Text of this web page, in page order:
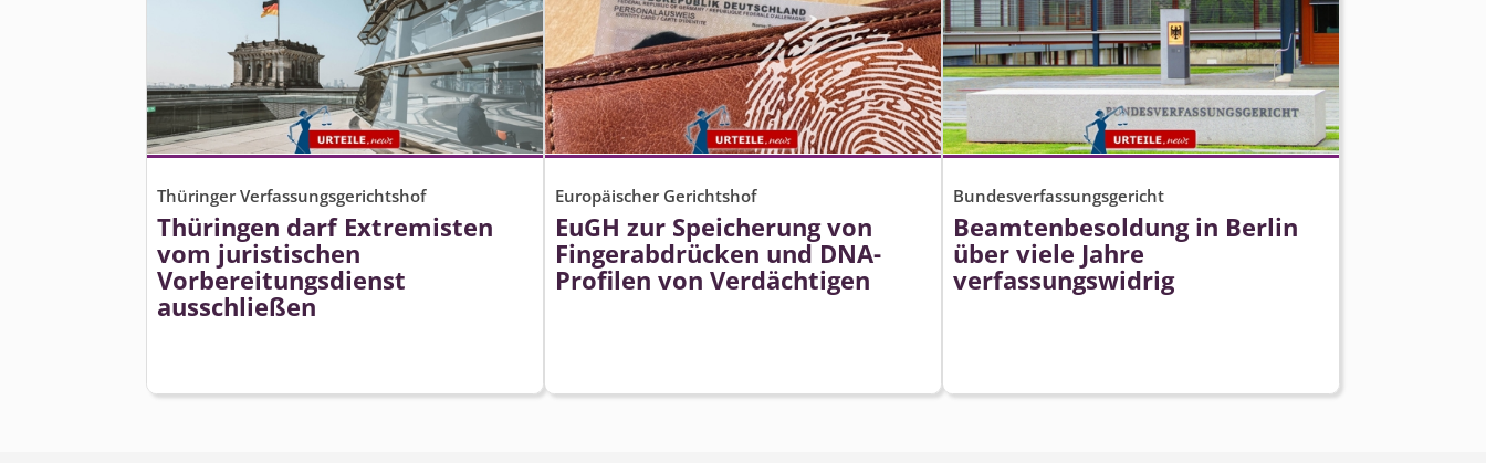
Thüringer Verfassungsgerichtshof
Thüringen darf Extremisten
vom juristischen
Vorbereitungsdienst
ausschließen
Europäischer Gerichtshof
EuGH zur Speicherung von
Fingerabdrücken und DNA-
Profilen von Verdächtigen
Bundesverfassungsgericht
Beamtenbesoldung in Berlin
über viele Jahre
verfassungswidrig